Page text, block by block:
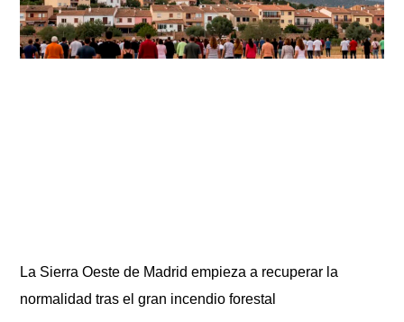
La Sierra Oeste de Madrid empieza a recuperar la
normalidad tras el gran incendio forestal